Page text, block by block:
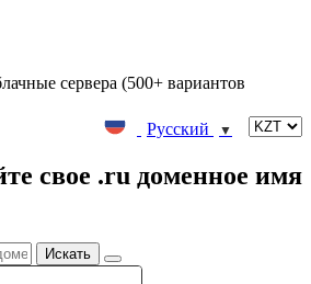
сервера (500+ вариантов
Русский
▼
свое .ru доменное имя